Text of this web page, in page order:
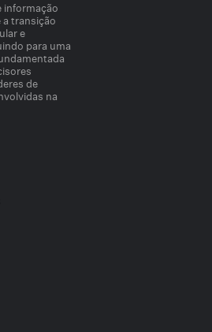
informação
a transição
e
para uma
de
na